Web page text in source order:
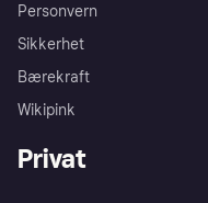
Personvern
Sikkerhet
Bærekraft
Wikipink
Privat